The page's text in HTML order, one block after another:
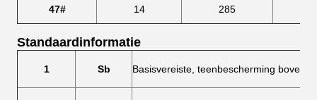
47# 14 285
Standaardinformatie
1 Sb Basisvereiste, teenbescherming boven